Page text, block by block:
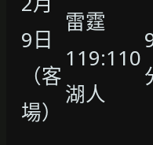
9日
（客
場）
雷霆
119:110
湖人